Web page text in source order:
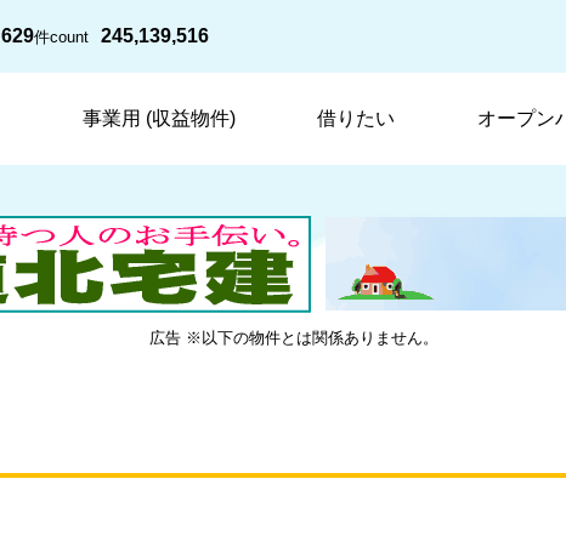
629件count 245,139,516
事業用 (収益物件) 借りたい オープン
広告 ※以下の物件とは関係ありません。